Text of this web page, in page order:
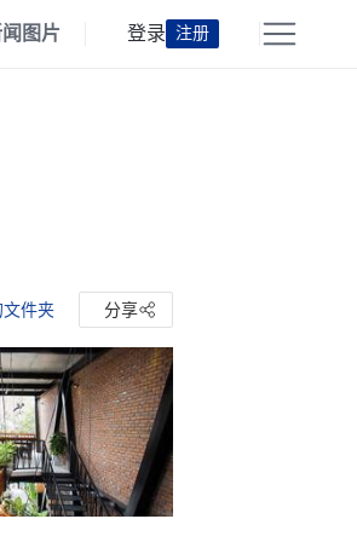
图片 登录 注册
件夹 分享